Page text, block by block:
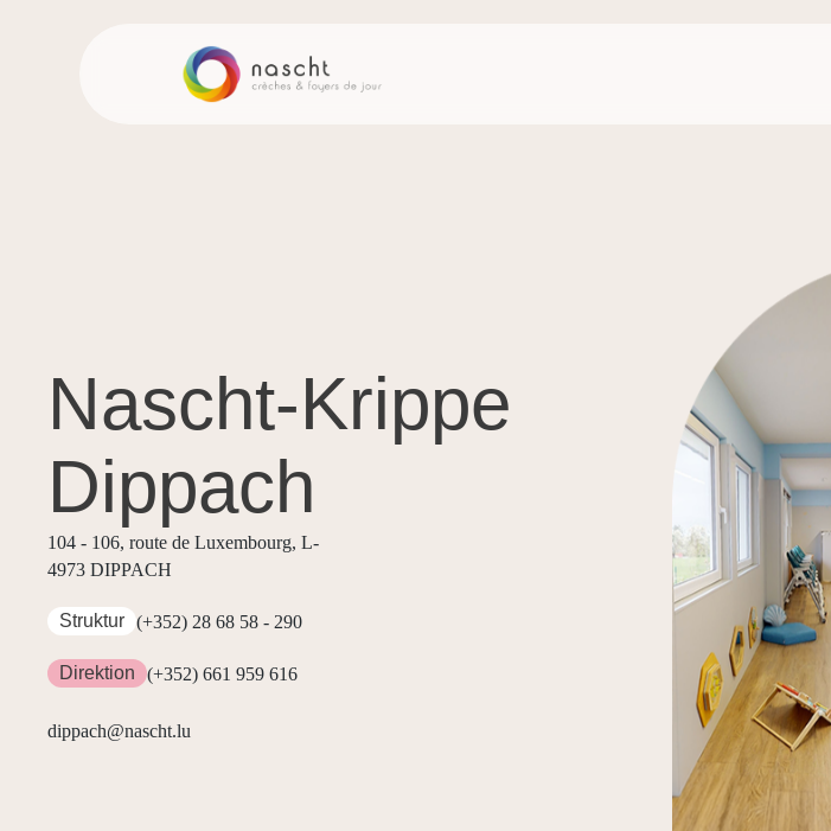
Nascht-Krippe
Dippach
104 - 106, route de Luxembourg, L-
4973 DIPPACH
Struktur (+352) 28 68 58 - 290
Direktion (+352) 661 959 616
dippach@nascht.lu